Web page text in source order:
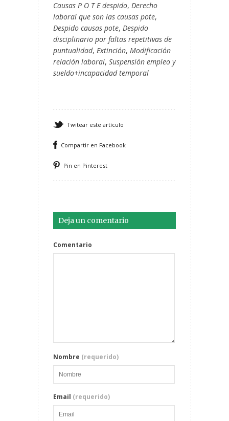
Causas P O T E despido, Derecho
laboral que son las causas pote,
Despido causas pote, Despido
disciplinario por faltas repetitivas de
puntualidad, Extinción, Modificación
relación laboral, Suspensión empleo y
sueldo+incapacidad temporal
Twitear este artículo
Compartir en Facebook
Pin en Pinterest
Deja un comentario
Comentario
Nombre (requerido)
Email (requerido)